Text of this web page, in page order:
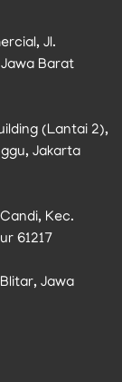
Jl.
Barat
(Lantai 2),
Jakarta
Kec.
61217
Jawa